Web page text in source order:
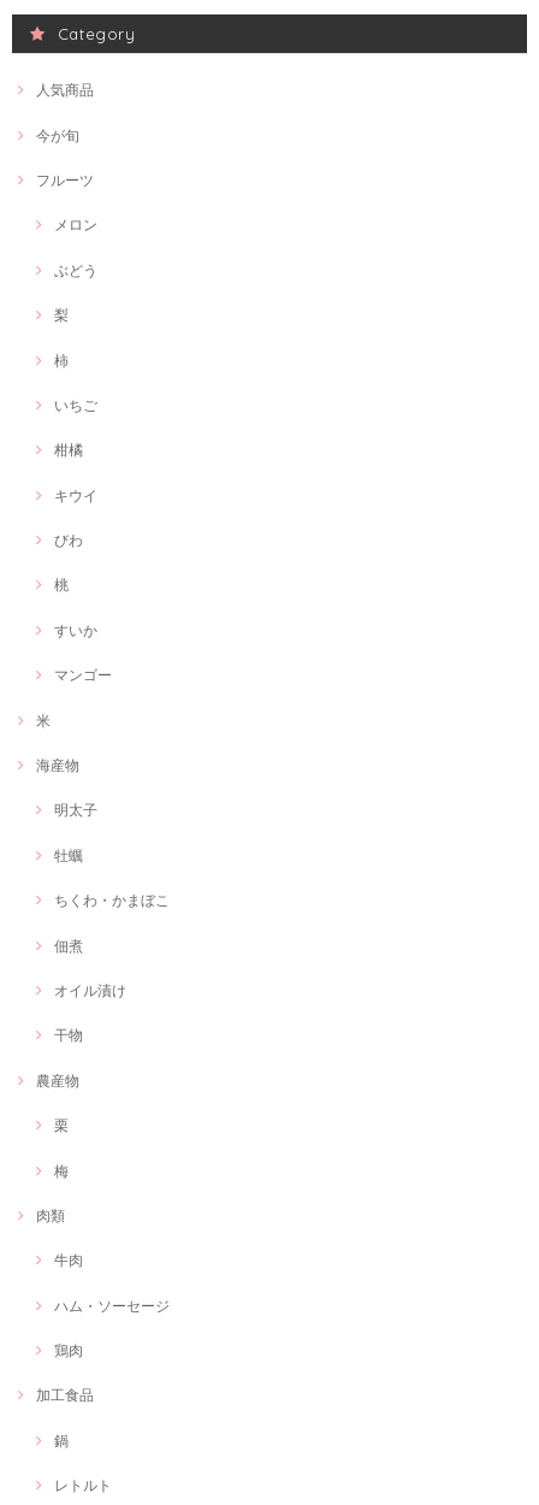
Category
人気商品
今が旬
フルーツ
メロン
ぶどう
梨
柿
いちご
柑橘
キウイ
びわ
桃
すいか
マンゴー
米
海産物
明太子
牡蠣
ちくわ・かまぼこ
佃煮
オイル漬け
干物
農産物
栗
梅
肉類
牛肉
ハム・ソーセージ
鶏肉
加工食品
鍋
レトルト